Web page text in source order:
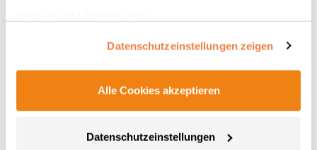
Datenschutzeinstellungen zeigen
Alle Cookies akzeptieren
Datenschutzeinstellungen